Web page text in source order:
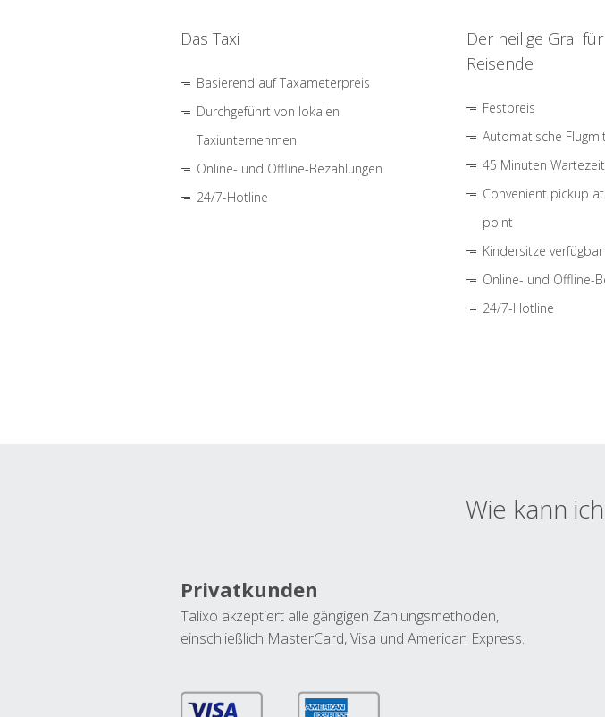
Das Taxi
Basierend auf Taxameterpreis
Durchgeführt von lokalen
Taxiunternehmen
Online- und Offline-Bezahlungen
24/7-Hotline
Der heilige Gral
Reisende
Festpreis
Automatische
45 Minuten
Convenient pickup
point
Kindersitze
Online- und Offline-
24/7-Hotline
Wie kann
Privatkunden
Talixo akzeptiert alle gängigen Zahlungsmethoden,
einschließlich MasterCard, Visa und American Express.